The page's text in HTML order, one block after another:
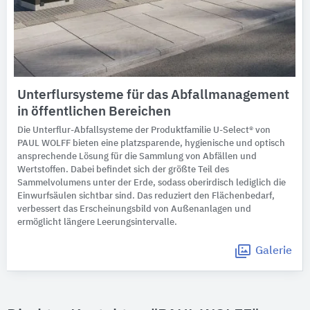
Unterflursysteme für das Abfallmanagement
in öffentlichen Bereichen
Die Unterflur-Abfallsysteme der Produktfamilie U-Select® von
PAUL WOLFF bieten eine platzsparende, hygienische und optisch
ansprechende Lösung für die Sammlung von Abfällen und
Wertstoffen. Dabei befindet sich der größte Teil des
Sammelvolumens unter der Erde, sodass oberirdisch lediglich die
Einwurfsäulen sichtbar sind. Das reduziert den Flächenbedarf,
verbessert das Erscheinungsbild von Außenanlagen und
ermöglicht längere Leerungsintervalle.
Galerie